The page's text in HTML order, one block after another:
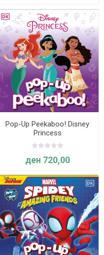
Pop-Up Peekaboo! Disney
Princess
ден 720,00